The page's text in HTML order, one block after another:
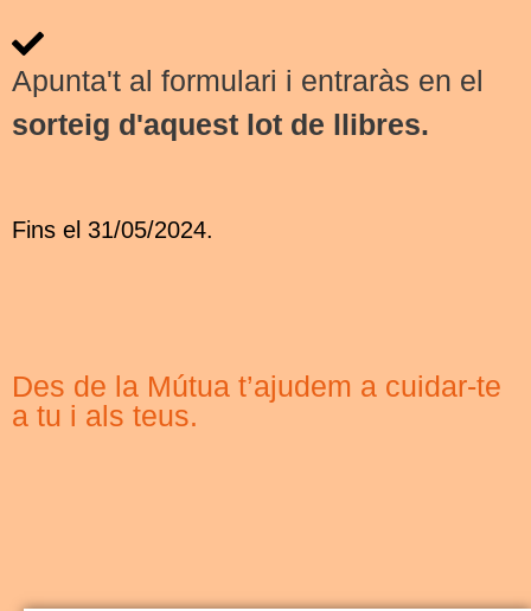
Apunta't al formulari i entraràs en el
sorteig d'aquest lot de llibres.
Fins el 31/05/2024.
Des de la Mútua t’ajudem a cuidar-te
a tu i als teus.